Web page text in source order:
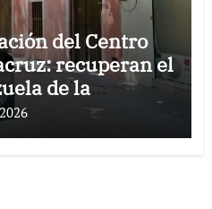
del Centro
recuperan el
de la